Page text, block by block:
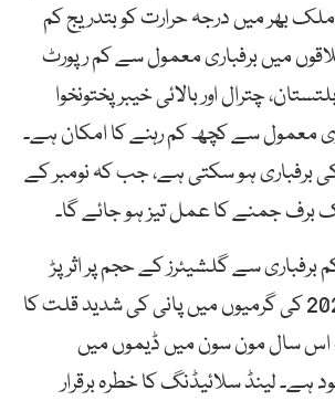
بھر میں درجہ حرارت کو بتدریج کم
میں برفباری معمول سے کم رپورٹ
چترال اور بالائی خیبرپختونخوا
معمول سے کچھ کم رہنے کا امکان ہے۔
برفباری ہو سکتی ہے، جب کہ نومبر کے
جمنے کا عمل تیز ہو جائے گا۔
برفباری سے گلشیئرز کے حجم پر اثر پڑ
سکتا ہے، لیکن 2026 کی گرمیوں میں پانی کی شدید قلت کا
اس سال مون سون میں ڈیموں میں
ہے۔ لینڈ سلائیڈنگ کا خطرہ برقرار